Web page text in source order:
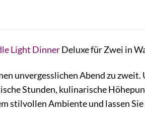
Light DinnerDeluxe für Zwei in
unvergesslichen Abend zu zweit.
Stunden, kulinarische
stilvollen Ambiente und lassen